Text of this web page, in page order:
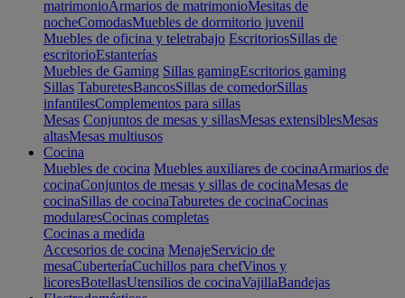
matrimonioArmarios de matrimonioMesitas de
nocheComodasMuebles de dormitorio juvenil
Muebles de oficina y teletrabajo EscritoriosSillas de
escritorioEstanterías
Muebles de Gaming Sillas gamingEscritorios gaming
Sillas TaburetesBancosSillas de comedorSillas
infantilesComplementos para sillas
Mesas Conjuntos de mesas y sillasMesas extensiblesMesas
altasMesas multiusos
Cocina
Muebles de cocina Muebles auxiliares de cocinaArmarios de
cocinaConjuntos de mesas y sillas de cocinaMesas de
cocinaSillas de cocinaTaburetes de cocinaCocinas
modularesCocinas completas
Cocinas a medida
Accesorios de cocina MenajeServicio de
mesaCuberteríaCuchillos para chefVinos y
licoresBotellasUtensilios de cocinaVajillaBandejas